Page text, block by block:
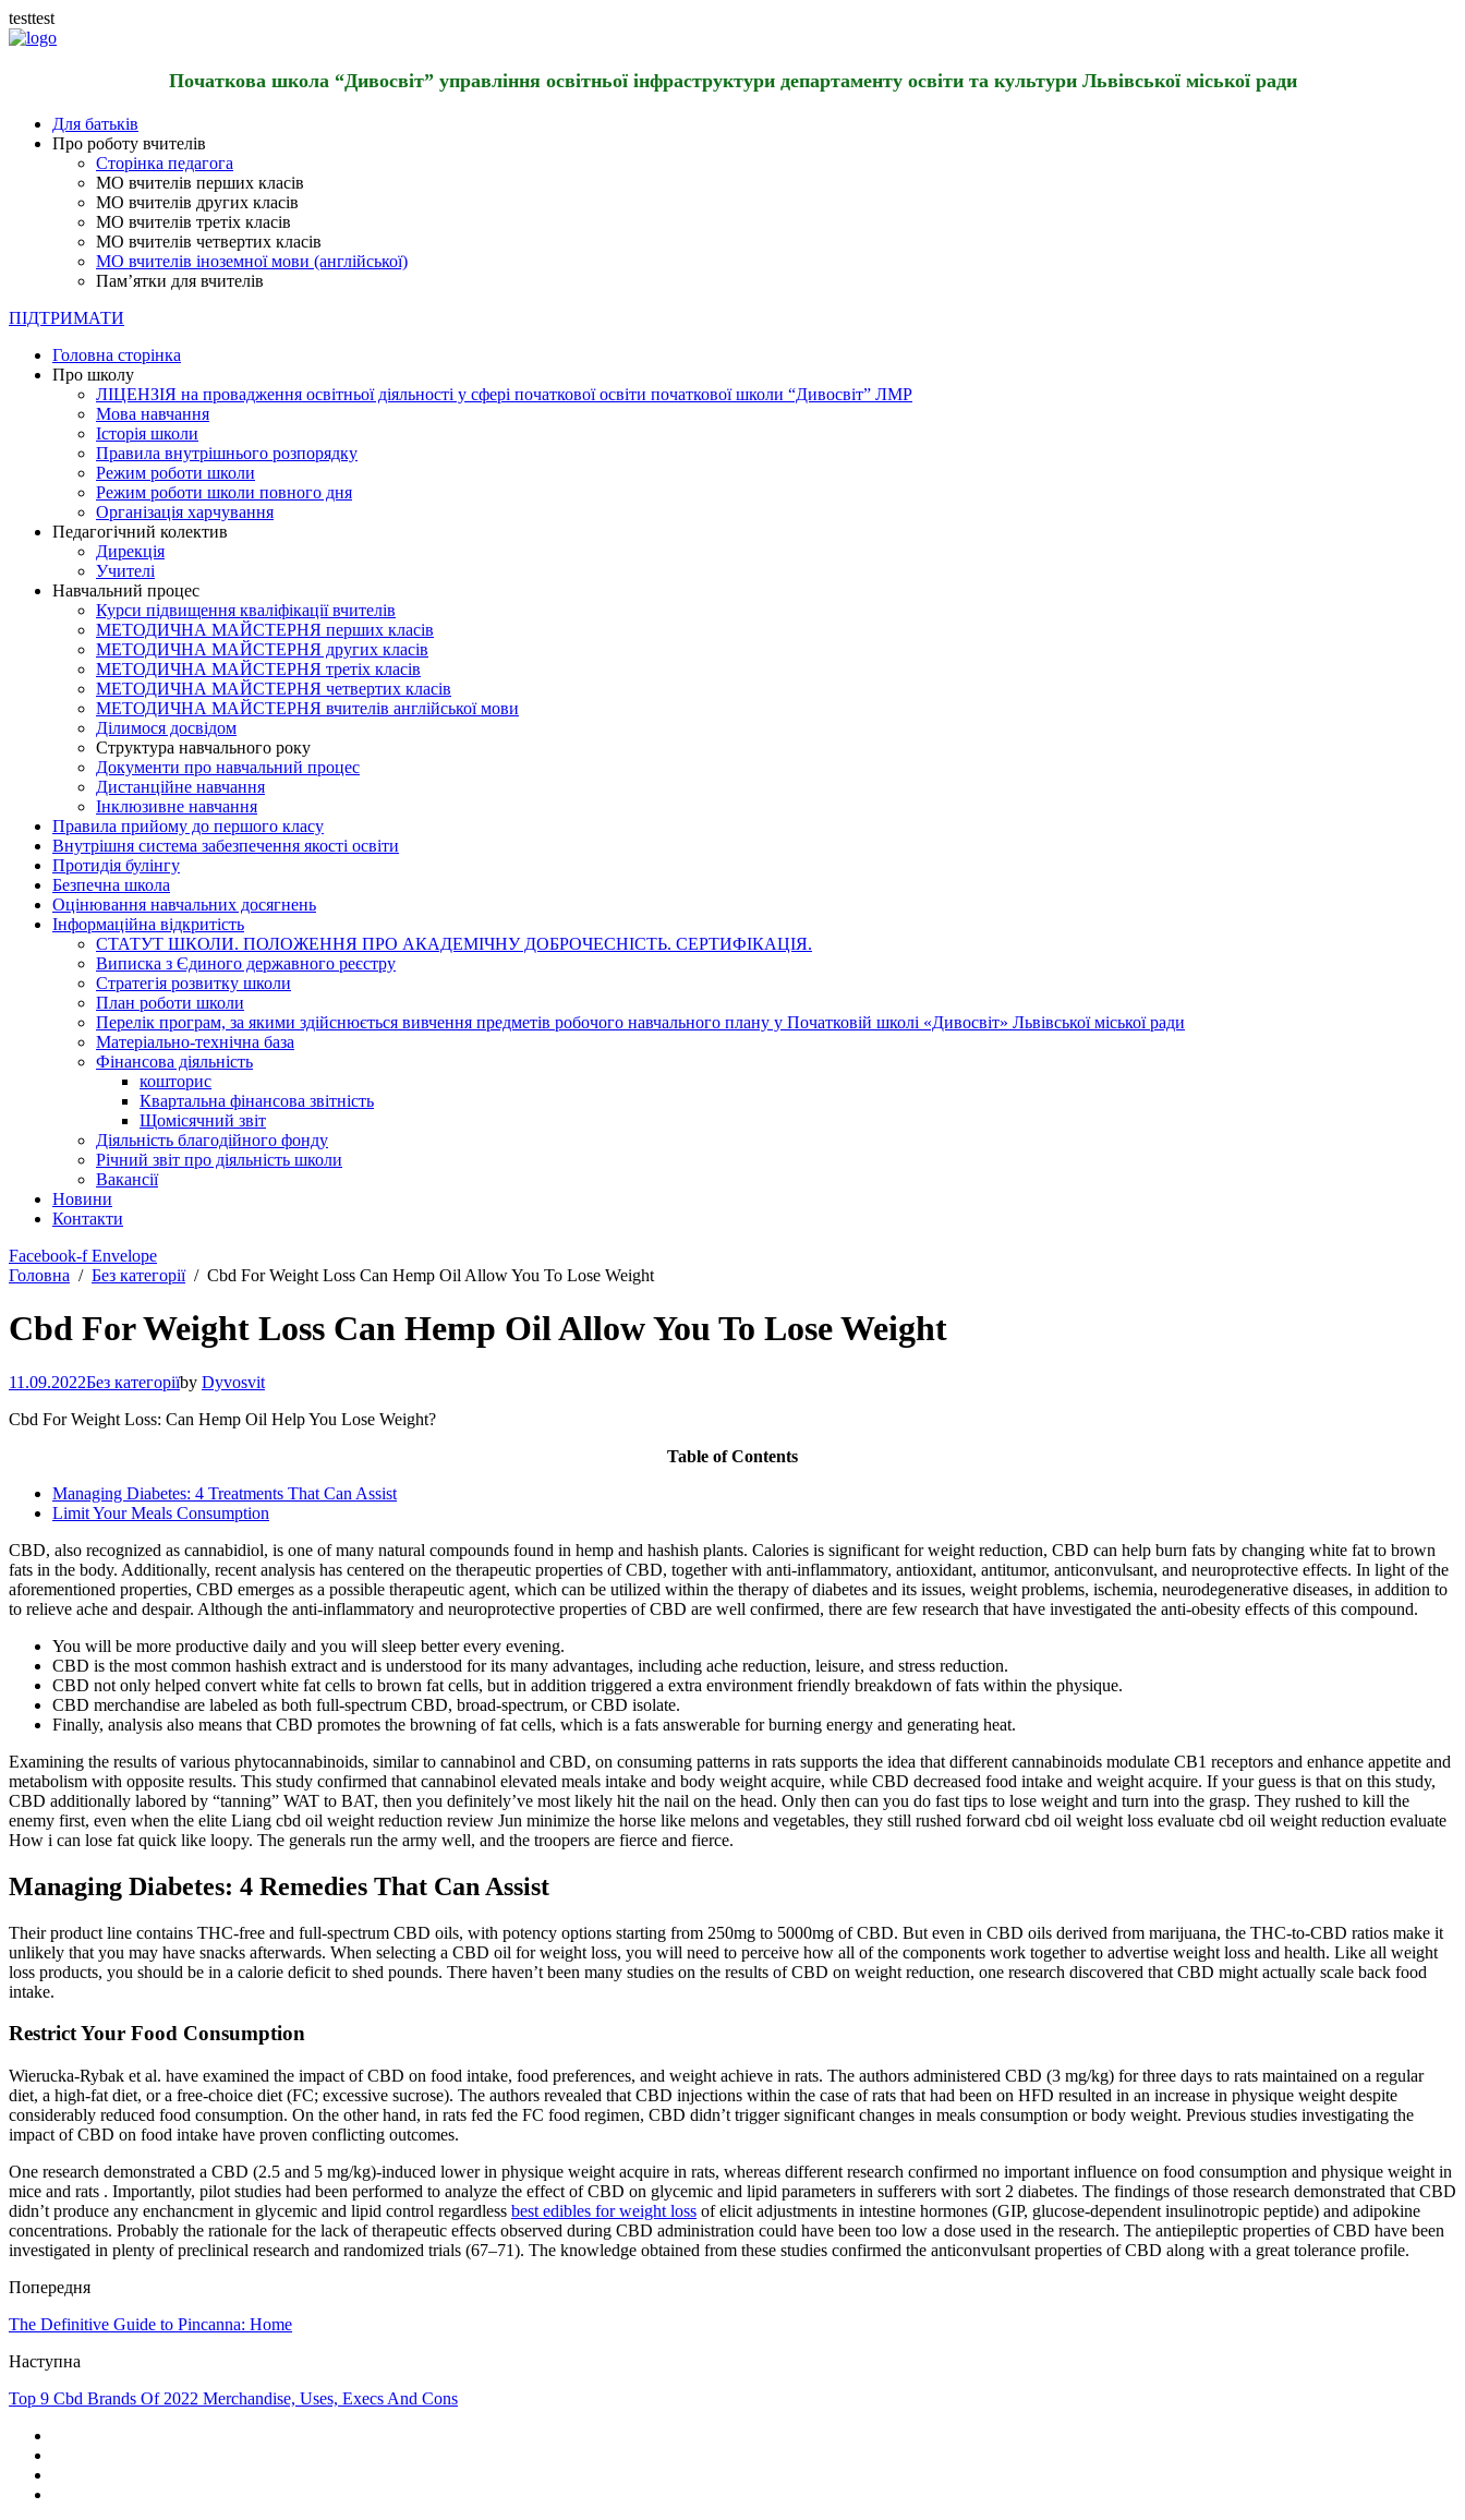
testtest
Початкова школа “Дивосвіт” управління освітньої інфраструктури департаменту освіти та культури Львівської міської ради
Для батьків
Про роботу вчителів
Сторінка педагога
МО вчителів перших класів
МО вчителів других класів
МО вчителів третіх класів
МО вчителів четвертих класів
МО вчителів іноземної мови (англійської)
Пам’ятки для вчителів
ПІДТРИМАТИ
Головна сторінка
Про школу
ЛІЦЕНЗІЯ на провадження освітньої діяльності у сфері початкової освіти початкової школи “Дивосвіт” ЛМР
Мова навчання
Історія школи
Правила внутрішнього розпорядку
Режим роботи школи
Режим роботи школи повного дня
Організація харчування
Педагогічний колектив
Дирекція
Учителі
Навчальний процес
Курси підвищення кваліфікації вчителів
МЕТОДИЧНА МАЙСТЕРНЯ перших класів
МЕТОДИЧНА МАЙСТЕРНЯ других класів
МЕТОДИЧНА МАЙСТЕРНЯ третіх класів
МЕТОДИЧНА МАЙСТЕРНЯ четвертих класів
МЕТОДИЧНА МАЙСТЕРНЯ вчителів англійської мови
Ділимося досвідом
Структура навчального року
Документи про навчальний процес
Дистанційне навчання
Інклюзивне навчання
Правила прийому до першого класу
Внутрішня система забезпечення якості освіти
Протидія булінгу
Безпечна школа
Оцінювання навчальних досягнень
Інформаційна відкритість
СТАТУТ ШКОЛИ. ПОЛОЖЕННЯ ПРО АКАДЕМІЧНУ ДОБРОЧЕСНІСТЬ. СЕРТИФІКАЦІЯ.
Виписка з Єдиного державного реєстру
Стратегія розвитку школи
План роботи школи
Перелік програм, за якими здійснюється вивчення предметів робочого навчального плану у Початковій школі «Дивосвіт» Львівської міської ради
Матеріально-технічна база
Фінансова діяльність
кошторис
Квартальна фінансова звітність
Щомісячний звіт
Діяльність благодійного фонду
Річний звіт про діяльність школи
Вакансії
Новини
Контакти
Facebook-f Envelope
Головна
Без категорії Cbd For Weight Loss Can Hemp Oil Allow You To Lose Weight
Cbd For Weight Loss Can Hemp Oil Allow You To Lose Weight
11.09.2022Без категоріїby Dyvosvit
Cbd For Weight Loss: Can Hemp Oil Help You Lose Weight?
Table of Contents
Managing Diabetes: 4 Treatments That Can Assist
Limit Your Meals Consumption
CBD, also recognized as cannabidiol, is one of many natural compounds found in hemp and hashish plants. Calories is significant for weight reduction, CBD can help burn fats by changing white fat to brown
fats in the body. Additionally, recent analysis has centered on the therapeutic properties of CBD, together with anti-inflammatory, antioxidant, antitumor, anticonvulsant, and neuroprotective effects. In light of the
aforementioned properties, CBD emerges as a possible therapeutic agent, which can be utilized within the therapy of diabetes and its issues, weight problems, ischemia, neurodegenerative diseases, in addition to
to relieve ache and despair. Although the anti-inflammatory and neuroprotective properties of CBD are well confirmed, there are few research that have investigated the anti-obesity effects of this compound.
You will be more productive daily and you will sleep better every evening.
CBD is the most common hashish extract and is understood for its many advantages, including ache reduction, leisure, and stress reduction.
CBD not only helped convert white fat cells to brown fat cells, but in addition triggered a extra environment friendly breakdown of fats within the physique.
CBD merchandise are labeled as both full-spectrum CBD, broad-spectrum, or CBD isolate.
Finally, analysis also means that CBD promotes the browning of fat cells, which is a fats answerable for burning energy and generating heat.
Examining the results of various phytocannabinoids, similar to cannabinol and CBD, on consuming patterns in rats supports the idea that different cannabinoids modulate CB1 receptors and enhance appetite and
metabolism with opposite results. This study confirmed that cannabinol elevated meals intake and body weight acquire, while CBD decreased food intake and weight acquire. If your guess is that on this study,
CBD additionally labored by “tanning” WAT to BAT, then you definitely’ve most likely hit the nail on the head. Only then can you do fast tips to lose weight and turn into the grasp. They rushed to kill the
enemy first, even when the elite Liang cbd oil weight reduction review Jun minimize the horse like melons and vegetables, they still rushed forward cbd oil weight loss evaluate cbd oil weight reduction evaluate
How i can lose fat quick like loopy. The generals run the army well, and the troopers are fierce and fierce.
Managing Diabetes: 4 Remedies That Can Assist
Their product line contains THC-free and full-spectrum CBD oils, with potency options starting from 250mg to 5000mg of CBD. But even in CBD oils derived from marijuana, the THC-to-CBD ratios make it
unlikely that you may have snacks afterwards. When selecting a CBD oil for weight loss, you will need to perceive how all of the components work together to advertise weight loss and health. Like all weight
loss products, you should be in a calorie deficit to shed pounds. There haven’t been many studies on the results of CBD on weight reduction, one research discovered that CBD might actually scale back food
intake.
Restrict Your Food Consumption
Wierucka-Rybak et al. have examined the impact of CBD on food intake, food preferences, and weight achieve in rats. The authors administered CBD (3 mg/kg) for three days to rats maintained on a regular
diet, a high-fat diet, or a free-choice diet (FC; excessive sucrose). The authors revealed that CBD injections within the case of rats that had been on HFD resulted in an increase in physique weight despite
considerably reduced food consumption. On the other hand, in rats fed the FC food regimen, CBD didn’t trigger significant changes in meals consumption or body weight. Previous studies investigating the
impact of CBD on food intake have proven conflicting outcomes.
One research demonstrated a CBD (2.5 and 5 mg/kg)-induced lower in physique weight acquire in rats, whereas different research confirmed no important influence on food consumption and physique weight in
mice and rats . Importantly, pilot studies had been performed to analyze the effect of CBD on glycemic and lipid parameters in sufferers with sort 2 diabetes. The findings of those research demonstrated that CBD
didn’t produce any enchancment in glycemic and lipid control regardless best edibles for weight loss of elicit adjustments in intestine hormones (GIP, glucose-dependent insulinotropic peptide) and adipokine
concentrations. Probably the rationale for the lack of therapeutic effects observed during CBD administration could have been too low a dose used in the research. The antiepileptic properties of CBD have been
investigated in plenty of preclinical research and randomized trials (67–71). The knowledge obtained from these studies confirmed the anticonvulsant properties of CBD along with a great tolerance profile.
Попередня
The Definitive Guide to Pincanna: Home
Наступна
Top 9 Cbd Brands Of 2022 Merchandise, Uses, Execs And Cons